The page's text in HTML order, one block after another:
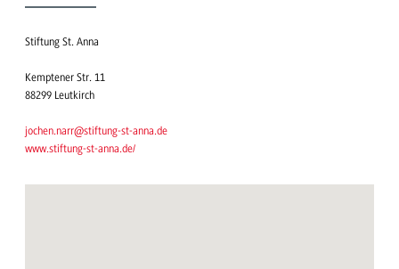
Stiftung St. Anna
Kemptener Str. 11
88299 Leutkirch
jochen.narr@stiftung-st-anna.de
www.stiftung-st-anna.de/